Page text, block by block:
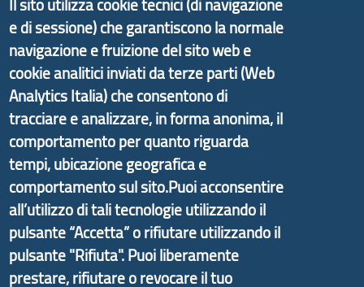
Il progetto Aree Interne
Il portale di marketing territoriale e sviluppo locale
di Genova Città Metropolitana si è sviluppato a
partire dal progetto nazionale Aree Interne
promosso dal Dipartimento per lo Sviluppo
Economico e finalizzato al rilancio socio-economico
delle valli dell’entroterra. In particolare fornisce
informazioni ed aggiornamenti sulla
d'Area Antola-Tigullio, in collaborazione con Regione
e di sessione) che garantiscono la normale
navigazione e fruizione del sito web e
cookie analitici inviati da terze parti (Web
Analytics Italia) che consentono di
tracciare e analizzare, in forma anonima, il
comportamento per quanto riguarda
tempi, ubicazione geografica e
comportamento sul sito.Puoi acconsentire
all’utilizzo di tali tecnologie utilizzando il
pulsante “Accetta” o rifiutare utilizzando il
pulsante "Rifiuta". Puoi liberamente
prestare, rifiutare o revocare il tuo